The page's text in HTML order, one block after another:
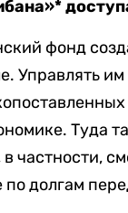
фонд
Управлять
Туда
частности,
по долгам